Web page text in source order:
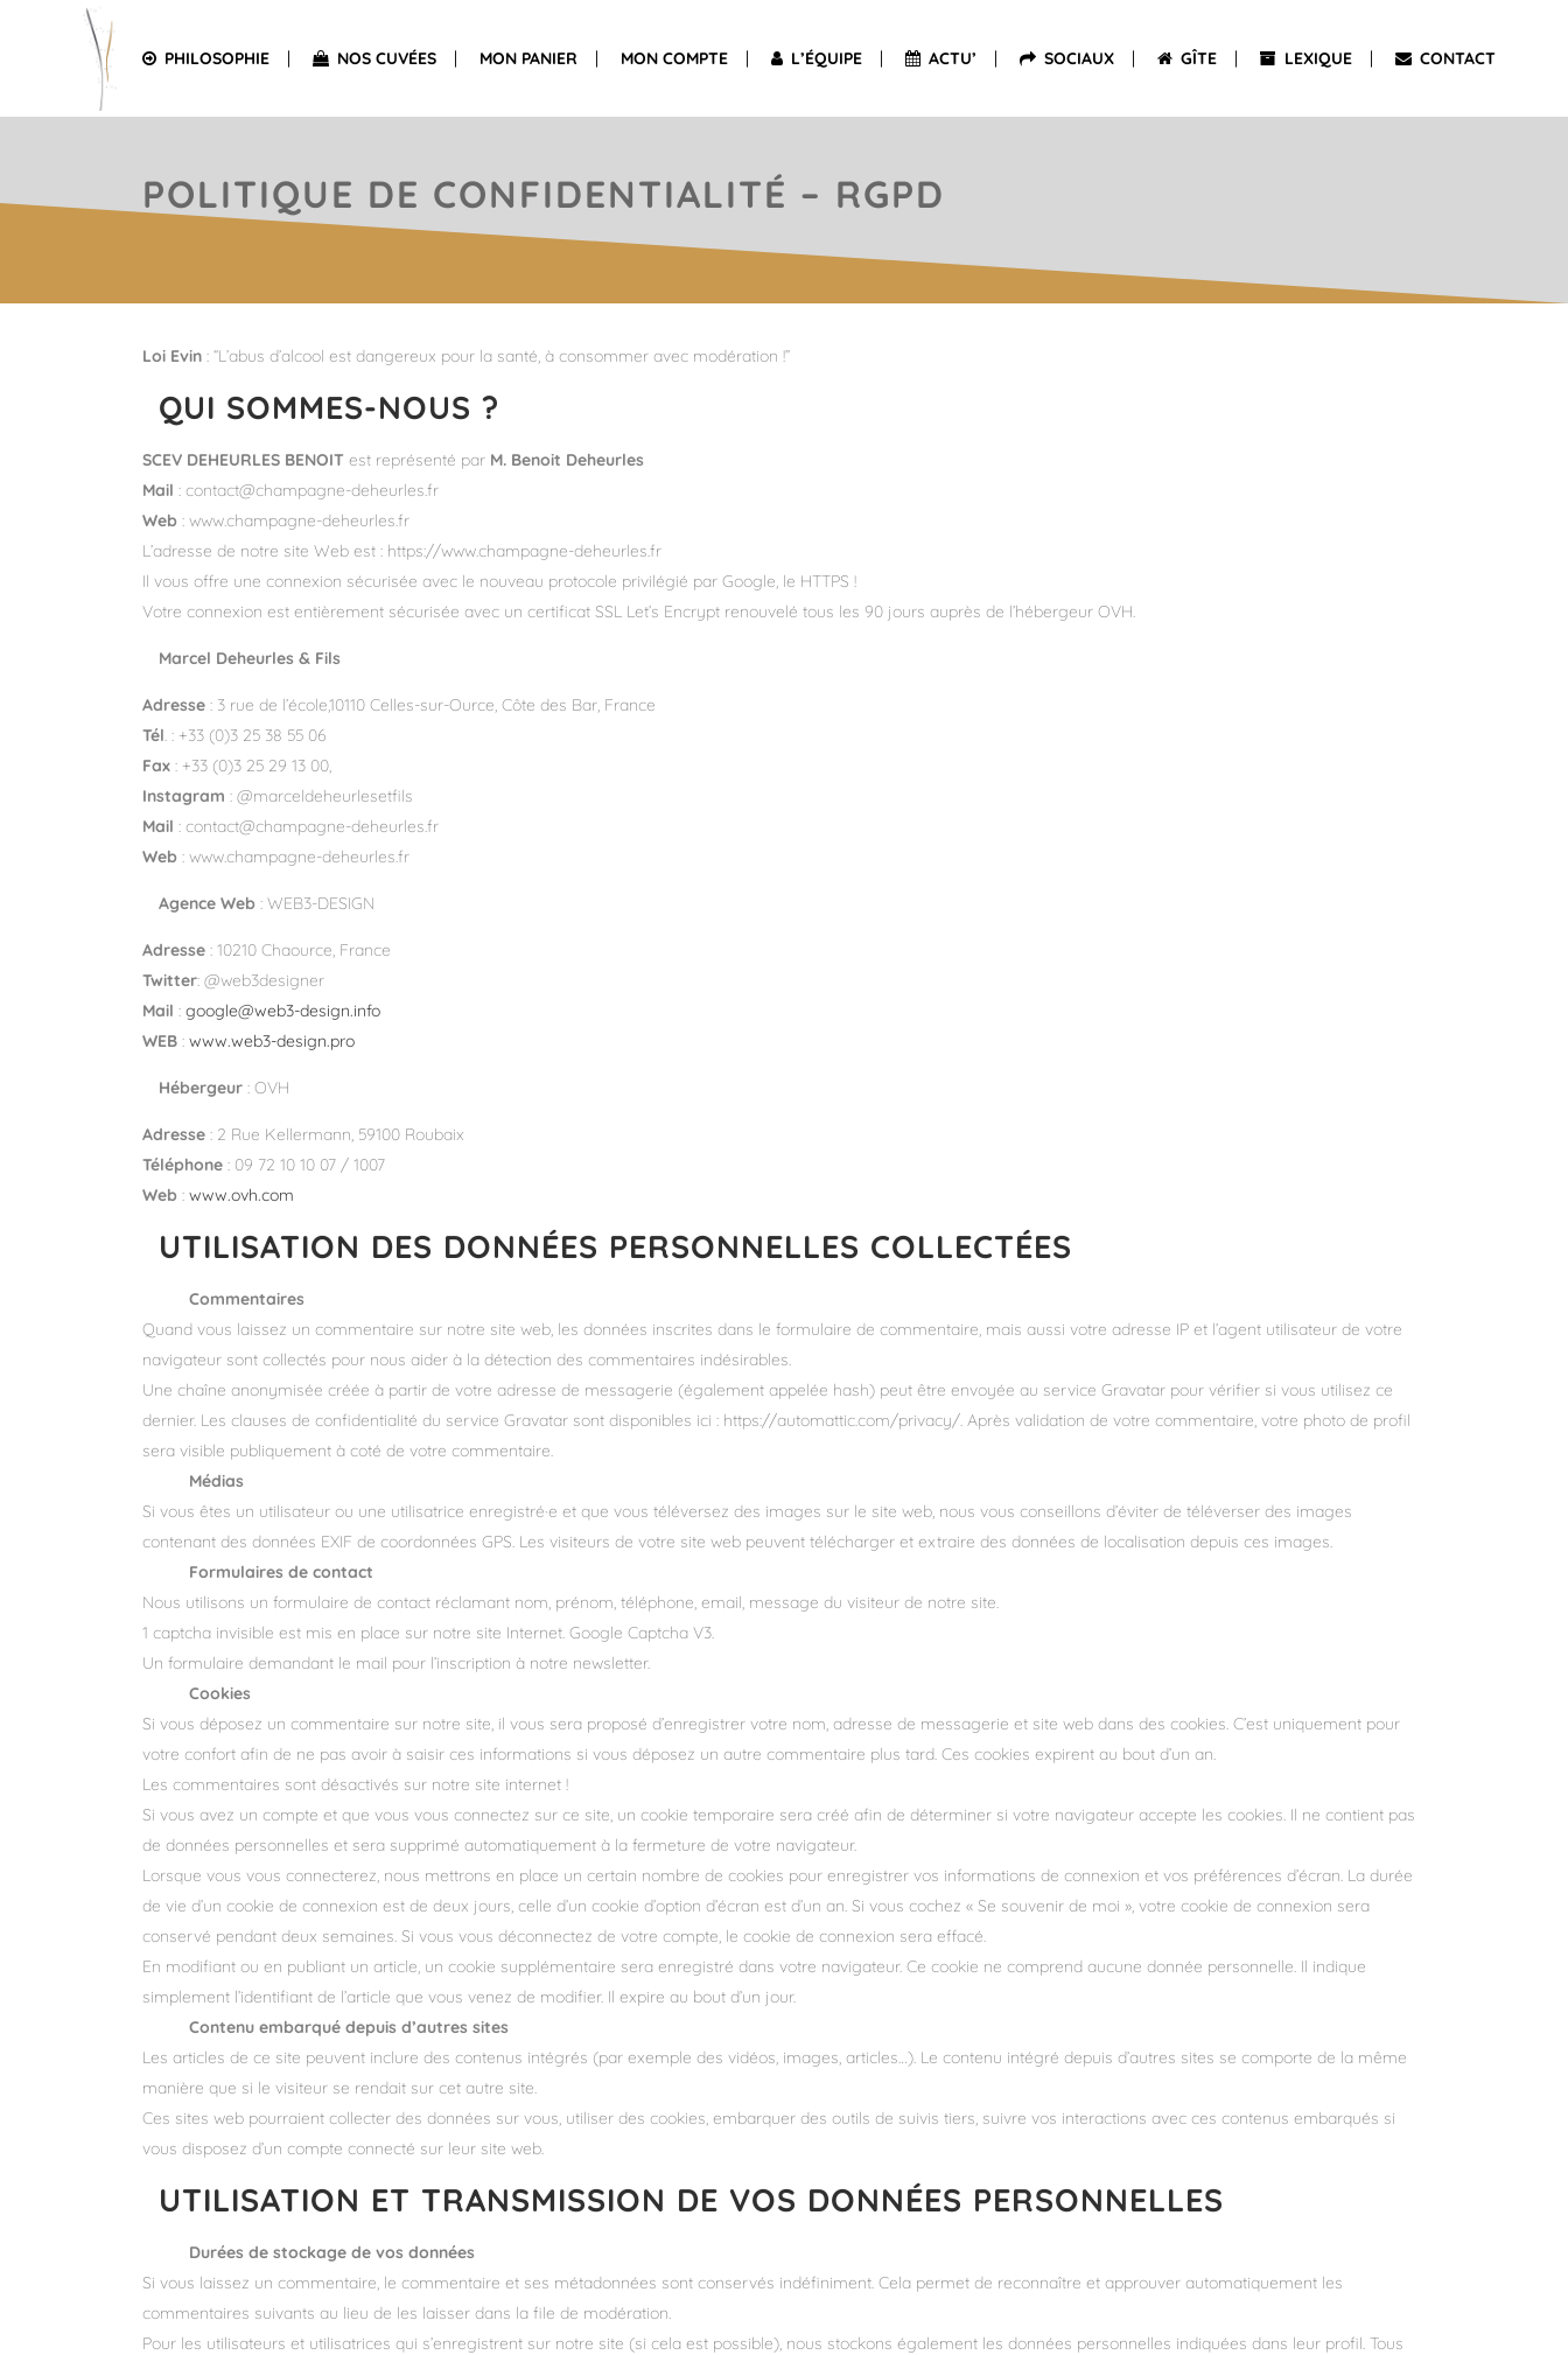
PHILOSOPHIE NOS CUVÉES MON PANIER MON COMPTE L’ÉQUIPE ACTU’ SOCIAUX GÎTE LEXIQUE CONTACT
POLITIQUE DE CONFIDENTIALITÉ – RGPD
Loi Evin : “L’abus d’alcool est dangereux pour la santé, à consommer avec modération !”
QUI SOMMES-NOUS ?
SCEV DEHEURLES BENOIT est représenté par M. Benoit Deheurles
Mail : contact@champagne-deheurles.fr
Web : www.champagne-deheurles.fr
L’adresse de notre site Web est : https://www.champagne-deheurles.fr
Il vous offre une connexion sécurisée avec le nouveau protocole privilégié par Google, le HTTPS !
Votre connexion est entièrement sécurisée avec un certificat SSL Let’s Encrypt renouvelé tous les 90 jours auprès de l’hébergeur OVH.
Marcel Deheurles & Fils
Adresse : 3 rue de l’école,10110 Celles-sur-Ource, Côte des Bar, France
Tél. : +33 (0)3 25 38 55 06
Fax : +33 (0)3 25 29 13 00,
Instagram : @marceldeheurlesetfils
Mail : contact@champagne-deheurles.fr
Web : www.champagne-deheurles.fr
Agence Web : WEB3-DESIGN
Adresse : 10210 Chaource, France
Twitter: @web3designer
Mail : google@web3-design.info
WEB : www.web3-design.pro
Hébergeur : OVH
Adresse : 2 Rue Kellermann, 59100 Roubaix
Téléphone : 09 72 10 10 07 / 1007
Web : www.ovh.com
UTILISATION DES DONNÉES PERSONNELLES COLLECTÉES
Commentaires
Quand vous laissez un commentaire sur notre site web, les données inscrites dans le formulaire de commentaire, mais aussi votre adresse IP et l’agent utilisateur de votre
navigateur sont collectés pour nous aider à la détection des commentaires indésirables.
Une chaîne anonymisée créée à partir de votre adresse de messagerie (également appelée hash) peut être envoyée au service Gravatar pour vérifier si vous utilisez ce
dernier. Les clauses de confidentialité du service Gravatar sont disponibles ici : https://automattic.com/privacy/. Après validation de votre commentaire, votre photo de profil
sera visible publiquement à coté de votre commentaire.
Médias
Si vous êtes un utilisateur ou une utilisatrice enregistré·e et que vous téléversez des images sur le site web, nous vous conseillons d’éviter de téléverser des images
contenant des données EXIF de coordonnées GPS. Les visiteurs de votre site web peuvent télécharger et extraire des données de localisation depuis ces images.
Formulaires de contact
Nous utilisons un formulaire de contact réclamant nom, prénom, téléphone, email, message du visiteur de notre site.
1 captcha invisible est mis en place sur notre site Internet. Google Captcha V3.
Un formulaire demandant le mail pour l’inscription à notre newsletter.
Cookies
Si vous déposez un commentaire sur notre site, il vous sera proposé d’enregistrer votre nom, adresse de messagerie et site web dans des cookies. C’est uniquement pour
votre confort afin de ne pas avoir à saisir ces informations si vous déposez un autre commentaire plus tard. Ces cookies expirent au bout d’un an.
Les commentaires sont désactivés sur notre site internet !
Si vous avez un compte et que vous vous connectez sur ce site, un cookie temporaire sera créé afin de déterminer si votre navigateur accepte les cookies. Il ne contient pas
de données personnelles et sera supprimé automatiquement à la fermeture de votre navigateur.
Lorsque vous vous connecterez, nous mettrons en place un certain nombre de cookies pour enregistrer vos informations de connexion et vos préférences d’écran. La durée
de vie d’un cookie de connexion est de deux jours, celle d’un cookie d’option d’écran est d’un an. Si vous cochez « Se souvenir de moi », votre cookie de connexion sera
conservé pendant deux semaines. Si vous vous déconnectez de votre compte, le cookie de connexion sera effacé.
En modifiant ou en publiant un article, un cookie supplémentaire sera enregistré dans votre navigateur. Ce cookie ne comprend aucune donnée personnelle. Il indique
simplement l’identifiant de l’article que vous venez de modifier. Il expire au bout d’un jour.
Contenu embarqué depuis d’autres sites
Les articles de ce site peuvent inclure des contenus intégrés (par exemple des vidéos, images, articles…). Le contenu intégré depuis d’autres sites se comporte de la même
manière que si le visiteur se rendait sur cet autre site.
Ces sites web pourraient collecter des données sur vous, utiliser des cookies, embarquer des outils de suivis tiers, suivre vos interactions avec ces contenus embarqués si
vous disposez d’un compte connecté sur leur site web.
UTILISATION ET TRANSMISSION DE VOS DONNÉES PERSONNELLES
Durées de stockage de vos données
Si vous laissez un commentaire, le commentaire et ses métadonnées sont conservés indéfiniment. Cela permet de reconnaître et approuver automatiquement les
commentaires suivants au lieu de les laisser dans la file de modération.
Pour les utilisateurs et utilisatrices qui s’enregistrent sur notre site (si cela est possible), nous stockons également les données personnelles indiquées dans leur profil. Tous